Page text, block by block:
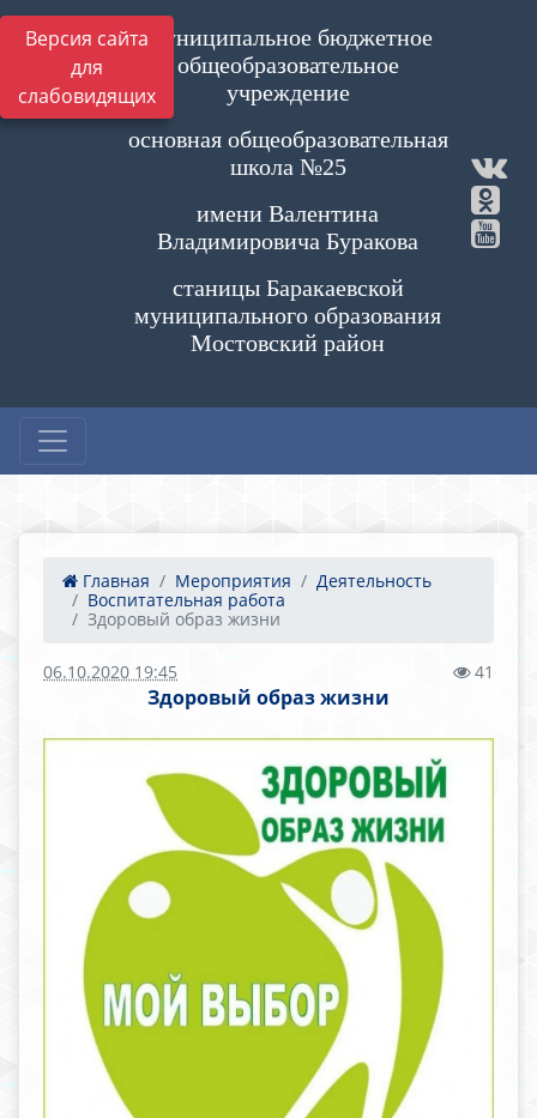
Версия сайта
для
слабовидящих
Муниципальное бюджетное
общеобразовательное
учреждение
основная общеобразовательная
школа №25
имени Валентина
Владимировича Буракова
станицы Баракаевской
муниципального образования
Мостовский район
Главная Мероприятия
Деятельность
Воспитательная работа
Здоровый образ жизни
06.10.2020 19:45 41
Здоровый образ жизни